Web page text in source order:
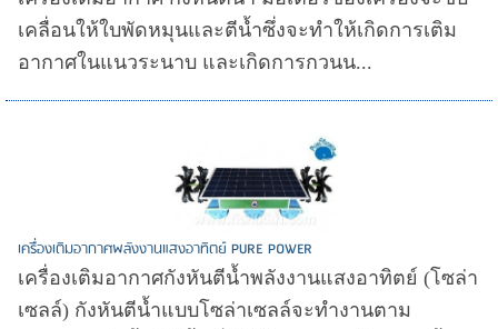
เคลื่อนให้ใบพัดหมุนและตีน้ำซึ่งจะทำให้เกิดการเติม
อากาศในแนวระนาบ และเกิดการกวนน...
เครื่องเติมอากาศพลังงานแสงอาทิตย์ PURE POWER
เครื่องเติมอากาศกังหันตีน้ำพลังงานแสงอาทิตย์ (โซล่า
เซลล์) กังหันตีน้ำแบบโซล่าเซลล์จะทำงานตาม